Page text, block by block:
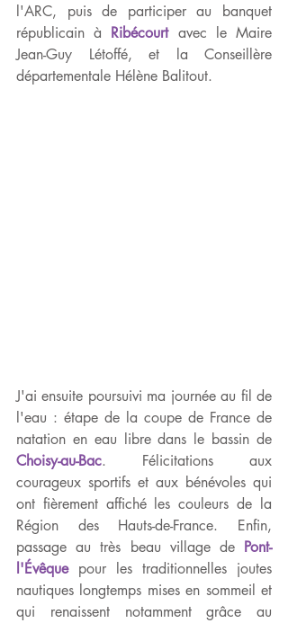
l'ARC, puis de participer au banquet
républicain à Ribécourt avec le Maire
Jean-Guy Létoffé, et la Conseillère
départementale Hélène Balitout.
J'ai ensuite poursuivi ma journée au fil de
l'eau : étape de la coupe de France de
Choisy-au-Bac. Félicitations aux
courageux sportifs et aux bénévoles qui
ont fièrement affiché les couleurs de la
Région des Hauts-de-France. Enfin,
passage au très beau village de Pont-
l'Évêque pour les traditionnelles joutes
nautiques longtemps mises en sommeil et
qui renaissent notamment grâce au